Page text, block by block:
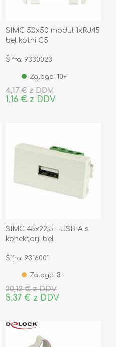
SIMC 50x50 modul 1xRJ45
bel kotni C5
Šifra: 9330023
Zaloga: 10+
4,17 € z DDV
1,16 € z DDV
SIMC 45x22,5 - USB-A s
konektorji bel
Šifra: 9316001
Zaloga: 3
20,12 € z DDV
5,37 € z DDV